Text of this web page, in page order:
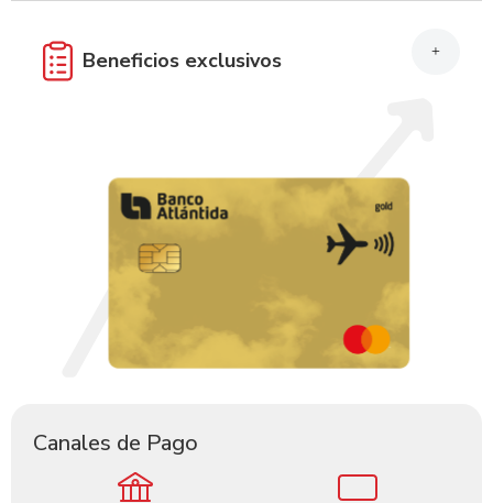
Beneficios exclusivos +
canjear por:
-Artículos en comercios afiliados
-Combustible en estaciones Puma
-Traslado a Lifemiles
Canales de Pago